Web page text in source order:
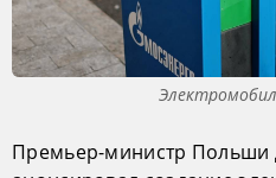
Премьер-министр Польши